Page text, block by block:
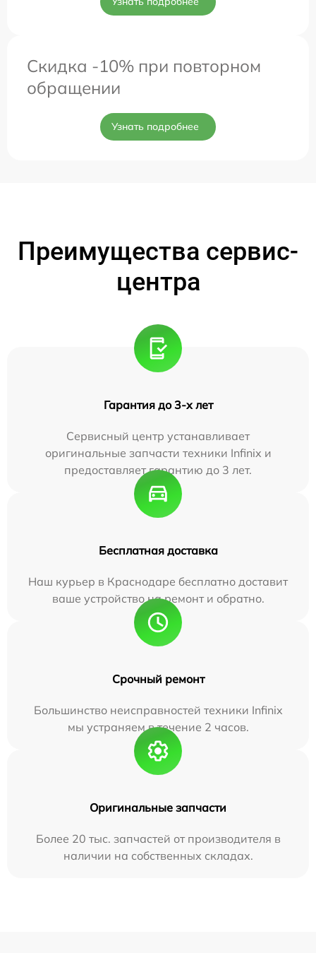
Скидка -10% при повторном
обращении
Узнать подробнее
Преимущества сервис-
центра
Гарантия до 3-х лет
Сервисный центр устанавливает
оригинальные запчасти техники Infinix и
предоставляет гарантию до 3 лет.
Бесплатная доставка
Наш курьер в Краснодаре бесплатно доставит
ваше устройство на ремонт и обратно.
Срочный ремонт
Большинство неисправностей техники Infinix
мы устраняем в течение 2 часов.
Оригинальные запчасти
Более 20 тыс. запчастей от производителя в
наличии на собственных складах.